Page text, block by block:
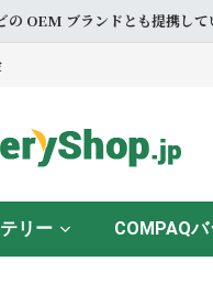
OEM ブランドとも提携して
リー COMPAQ